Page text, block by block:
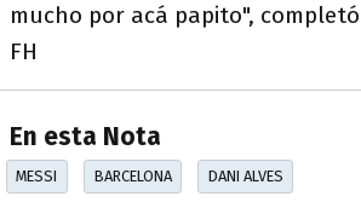
mucho por acá papito", completó
FH
En esta Nota
MESSI BARCELONA DANI ALVES